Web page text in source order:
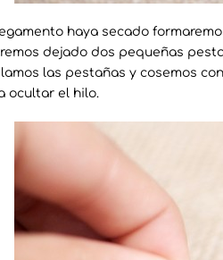
haya secado
dejado dos pequeñas
las pestañas y cosemos
ocultar el hilo.